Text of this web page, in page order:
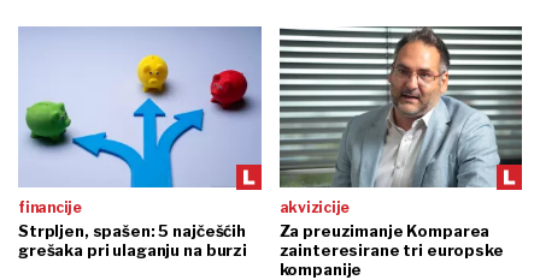
financije
Strpljen, spašen: 5 najčešćih
grešaka pri ulaganju na burzi
akvizicije
Za preuzimanje Komparea
zainteresirane tri europske
kompanije